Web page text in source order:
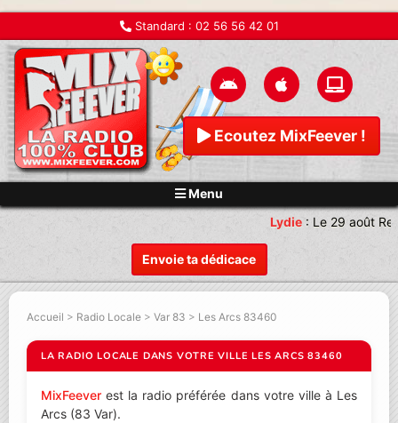
Standard : 02 56 56 42 01
Ecoutez MixFeever !
Menu
Envoie ta dédicace
Lydie:Le 29 août
Accueil > Radio Locale > Var 83 > Les Arcs 83460
LA RADIO LOCALE DANS VOTRE VILLE LES ARCS 83460
MixFeever est la radio préférée dans votre ville à Les
Arcs (83 Var).